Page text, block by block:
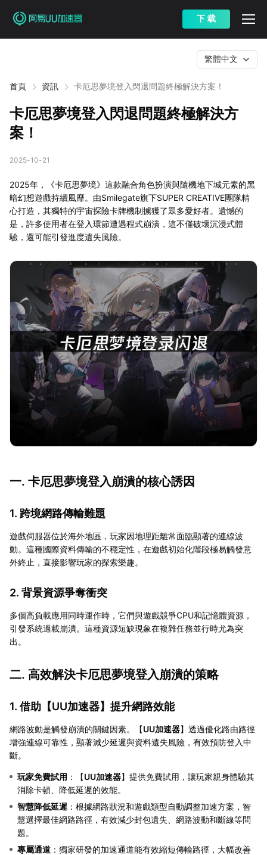
下 载
首頁 資訊 卡厄思夢境登入閃退問題終極解決方案！
繁體中文
卡厄思夢境登入閃退問題終極解決方
案！
2025-10-21
2025年，《卡厄思夢境》這款融合角色扮演與隨機地下城元素的黑
暗幻想遊戲持續風靡。由Smilegate旗下SUPER CREATIVE團隊精
心打造，其獨特的宇宙探險卡牌機制擄獲了眾多愛好者。遺憾的
是，許多使用者在登入環節遭遇程式崩潰，這不僅破壞沉浸式體
驗，還可能引發進度遺失風險。
一. 卡厄思夢境登入崩潰的核心誘因
1. 跨境網路傳輸難題
遊戲伺服器位於海外地區，玩家因地理距離常面臨顯著的連線波
動。這種國際資料傳輸的不穩定性，在遊戲初始化階段極易觸發意
外終止，直接影響玩家的探索樂趣。
2. 背景資源爭奪衝突
多個高負載應用同時運作時，它們與遊戲競爭CPU和記憶體資源，
引發系統過載崩潰。這種資源短缺現象在複雜任務並行時尤為突
出。
二. 高效解決卡厄思夢境登入崩潰的策略
1. 借助【UU加速器】提升網路效能
網路波動是觸發崩潰的關鍵因素。【UU加速器】透過優化路由路徑
增強連線可靠性，顯著減少延遲與資料遺失風險，有效預防登入中
斷。
玩家免費試用 ：【UU加速器】提供免費試用，讓玩家親身體驗其
消除卡頓、降低延遲的效能。
智慧降低延遲 ：根據網路狀況和遊戲類型自動調整加速方案，智
慧選擇最佳網路路徑，有效減少封包遺失、網路波動和斷線等問
題。
專屬通道 ：獨家研發的加速通道能有效縮短傳輸路徑，大幅改善